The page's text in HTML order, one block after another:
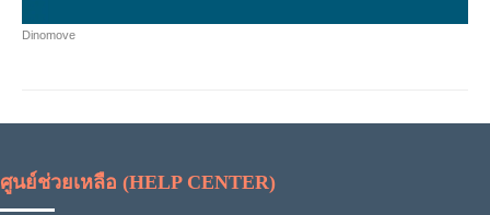
Dinomove
ศูนย์ช่วยเหลือ (HELP CENTER)